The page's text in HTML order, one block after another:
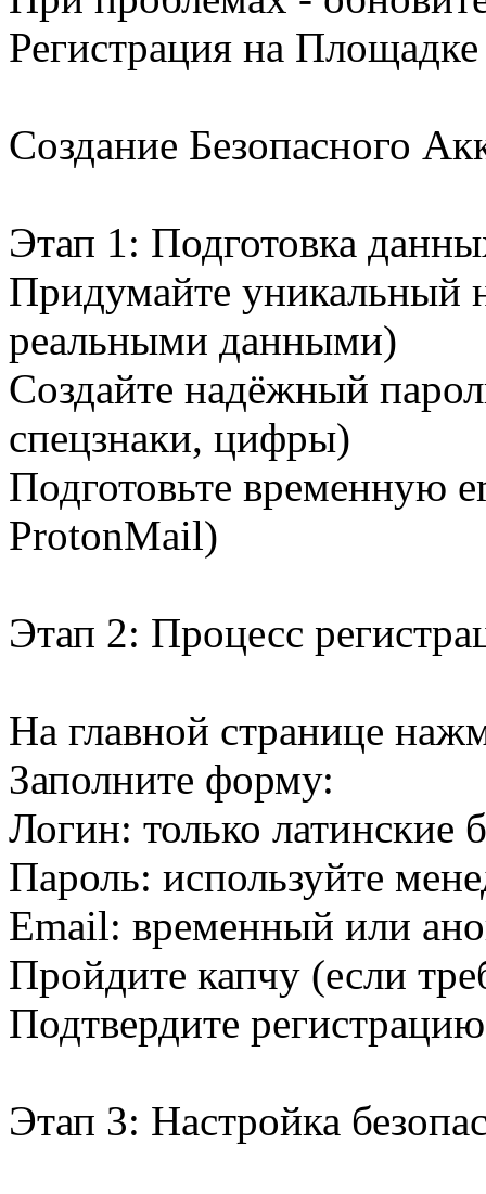
Регистрация на
Создание Безопасного
Этап 1: Подготовка
Придумайте уникальный
реальными данными)
Создайте надёжный
спецзнаки, цифры)
Подготовьте временную
ProtonMail)
Этап 2: Процесс
На главной странице
Заполните форму:
Логин: только
Пароль: используйте
Email: временный или
Пройдите капчу (если
Подтвердите
Этап 3: Настройка